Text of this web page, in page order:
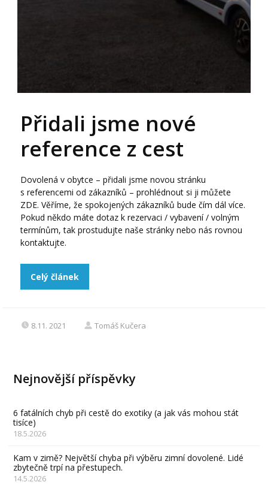
Přidali jsme nové
reference z cest
Dovolená v obytce – přidali jsme novou stránku
s referencemi od zákazníků – prohlédnout si ji můžete
ZDE. Věříme, že spokojených zákazníků bude čím dál více.
Pokud někdo máte dotaz k rezervaci / vybavení / volným
termínům, tak prostudujte naše stránky nebo nás rovnou
kontaktujte.
Celý článek
8.11. 2021 Tomáš Kučera
Nejnovější příspěvky
6 fatálních chyb při cestě do exotiky (a jak vás mohou stát
tisíce)
18.5.2026
Kam v zimě? Největší chyba při výběru zimní dovolené. Lidé
zbytečně trpí na přestupech.
14.5.2026